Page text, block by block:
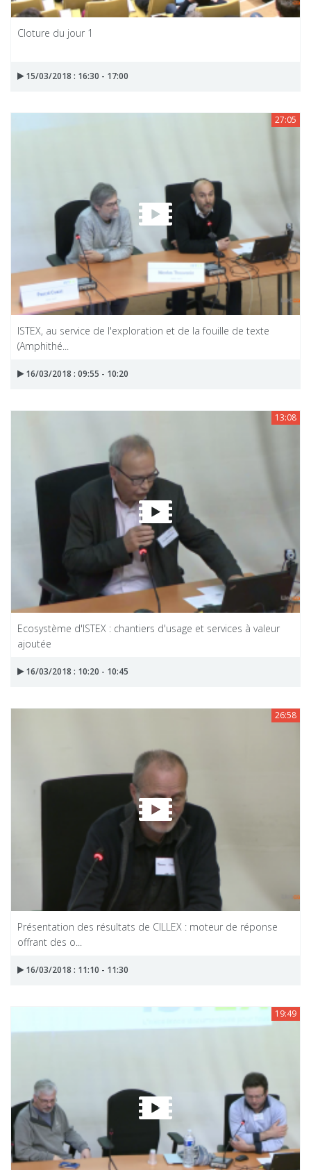
Cloture du jour 1
15/03/2018 : 16:30 - 17:00
27:05
ISTEX, au service de l'exploration et de la fouille de texte
(Amphithé...
16/03/2018 : 09:55 - 10:20
13:08
Ecosystème d'ISTEX : chantiers d'usage et services à valeur
ajoutée
16/03/2018 : 10:20 - 10:45
26:58
Présentation des résultats de CILLEX : moteur de réponse
offrant des o...
16/03/2018 : 11:10 - 11:30
19:49